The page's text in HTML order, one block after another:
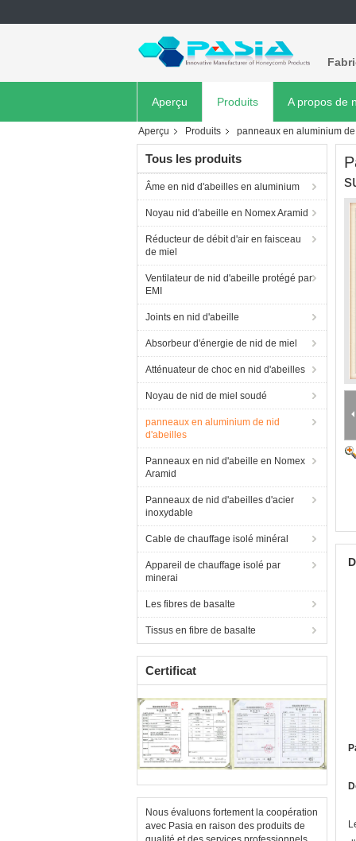
Aperçu Produits A propos de
Aperçu Produits panneaux en aluminium
Tous les produits
Âme en nid d'abeilles en aluminium
Noyau nid d'abeille en Nomex Aramid
Réducteur de débit d'air en faisceau
de miel
Ventilateur de nid d'abeille protégé par
EMI
Joints en nid d'abeille
Absorbeur d'énergie de nid de miel
Atténuateur de choc en nid d'abeilles
Noyau de nid de miel soudé
panneaux en aluminium de nid
d'abeilles
Panneaux en nid d'abeille en Nomex
Aramid
Panneaux de nid d'abeilles d'acier
inoxydable
Cable de chauffage isolé minéral
Appareil de chauffage isolé par
minerai
Les fibres de basalte
Tissus en fibre de basalte
Certificat
Nous évaluons fortement la coopération
avec Pasia en raison des produits de